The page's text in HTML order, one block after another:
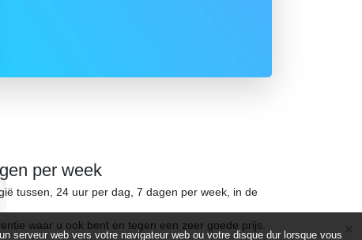
per week
tussen, 24 uur per dag, 7 dagen per week, in de
waar u ook bent en tegen een zeer goede prijs.
serveur web vers votre navigateur web ou votre disque dur lorsque vous